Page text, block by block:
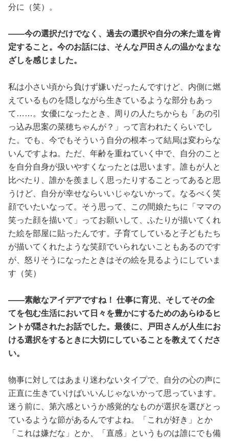
分に（笑）。
――今の選択だけでなく、過去の選択や自分の来た道を肯
定すること。今のお話には、そんな戸田さんの温かなまな
ざしを感じました。
私は小さい頃から負けず嫌いだったんですけど、内側に燃
えているものを隠しながら生きているような部分もあっ
て……。女優になったとき、周りの人たちからも「あの引
っ込み思案の菜穂ちゃんが？」って言われたくらいでし
た。でも、今でもそういう自分の根本って結局は変わらな
いんですよね。ただ、年齢を重ねていく中で、自分のこと
を自分自身が扱いやすくなったとは思います。誰もが人と
比べたり、誰かを羨ましく思ったりすることってあると思
うけど、自分が幸せならいいじゃないかって。なるべく笑
顔でいたいなって。そう思って、この間娘たちに「ママの
笑った顔を描いて」ってお願いして、ふたりが描いてくれ
た絵を部屋に貼ったんです。子育てしていると子どもたち
が描いてくれたような笑顔でいられないこともあるのです
が、怒りそうになったときはその絵を見るようにしていま
す（笑）
――素敵なアイデアですね！ 仕事に育児、そしてその全
てを包む生活において日々を豊かにするためのあらゆるヒ
ントが隠されたお話でした。最後に、戸田さんが人生にお
ける選択をするときに大切にしていることを教えてくださ
い。
物事に対してはあまり迷わないタイプで、自分の心の声に
正直に生きていけばいいんじゃないかって思っています。
迷う前に、第六感というか感覚的なものが選択を選びとっ
ているような節があるんですよね。「これが好き」とか
「これは嫌だな」とか、「直感」というものは誰にでも備